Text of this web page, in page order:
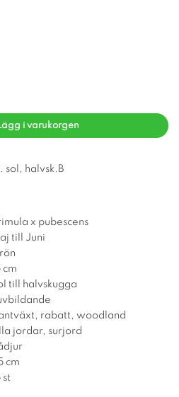
i varukorgen
sol, halvsk.B
x pubescens
till Juni
cm
till halvskugga
rabatt, woodland
jordar, surjord
cm
st